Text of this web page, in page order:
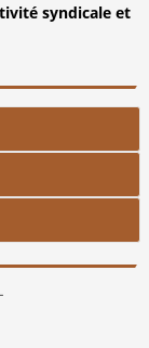
syndicale et